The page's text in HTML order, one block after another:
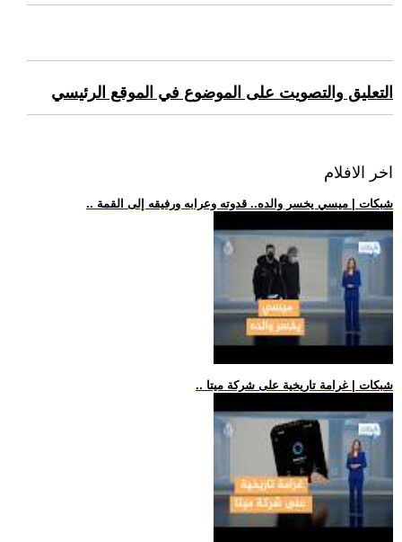
التعليق والتصويت على الموضوع في الموقع الرئيسي
اخر الافلام
.. شبكات | ميسي يخسر والده.. قدوته وعرابه ورفيقه إلى القمة
.. شبكات | غرامة تاريخية على شركة ميتا